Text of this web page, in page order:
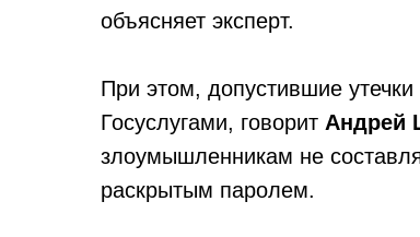
объясняет эксперт.
При этом, допустившие
Госуслугами, говорит Андрей
злоумышленникам не
раскрытым паролем.